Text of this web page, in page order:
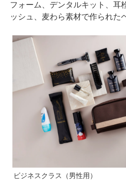
フォーム、デンタルキット、耳
ッシュ、麦わら素材で作られた
ビジネスクラス（男性用）